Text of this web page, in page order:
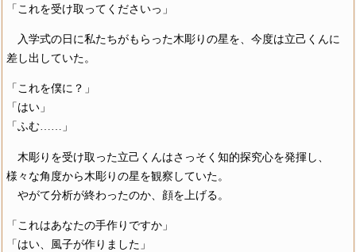
「これを受け取ってくださいっ」
入学式の日に私たちがもらった木彫りの星を、今度は立己くんに
差し出していた。
「これを僕に？」
「はい」
「ふむ……」
木彫りを受け取った立己くんはさっそく知的探究心を発揮し、
様々な角度から木彫りの星を観察していた。
やがて分析が終わったのか、顔を上げる。
「これはあなたの手作りですか」
「はい、風子が作りました」